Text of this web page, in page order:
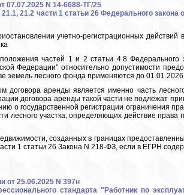
07.07.2025 N 14-6688-ТГ/25
21.2 части 1 статьи 26 Федерального
учетно-регистрационных
частей 1 и 2 статьи 4.8
Федерации" относительно допустимости
земель лесного фонда применяются до
договора аренды является именно часть
договора аренды такой части не подлежат
о государственной регистрации ограничения
лесного участка, определяющих действие права
созданных в границах
1 статьи 26 Закона N 218-ФЗ, если в ЕГРН
от 25.06.2025 N 397н
стандарта "Работник по